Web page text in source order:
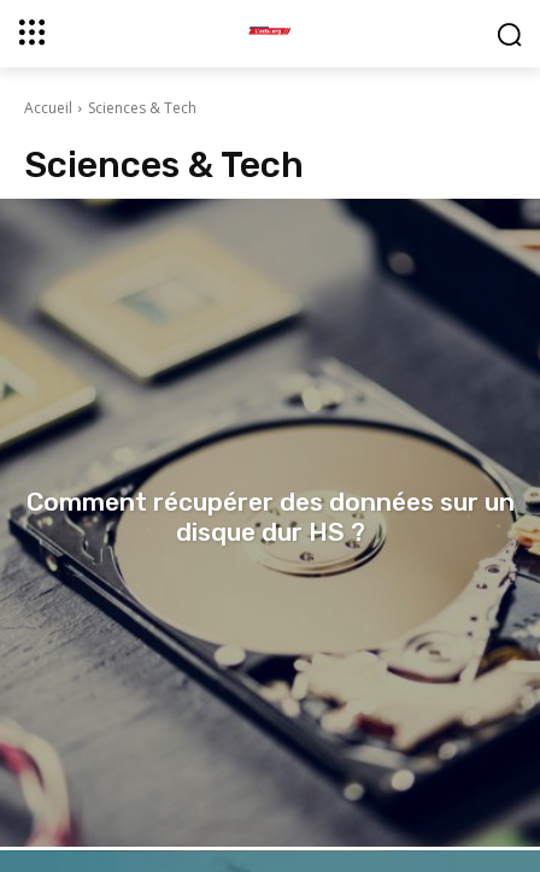
Accueil Sciences & Tech
Sciences & Tech
Comment récupérer des données sur un
disque dur HS ?